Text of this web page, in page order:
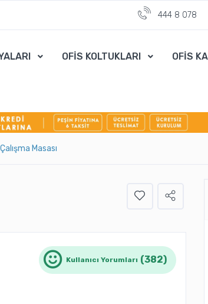
444 8 078
OFİS KOLTUKLARI OFİS
Masası
Kullanıcı Yorumları (382)